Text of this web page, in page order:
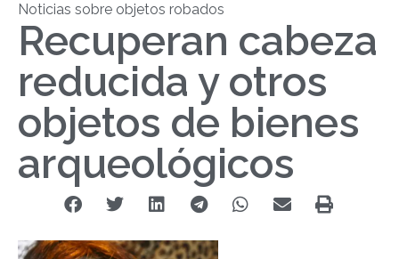
Noticias sobre objetos robados
Recuperan cabeza
reducida y otros
objetos de bienes
arqueológicos